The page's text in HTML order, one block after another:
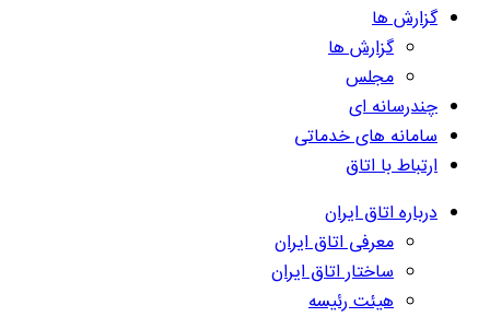
گزارش ها
گزارش ها
مجلس
چندرسانه ای
سامانه های خدماتی
ارتباط با اتاق
درباره اتاق ایران
معرفی اتاق ایران
ساختار اتاق ایران
هیئت رئیسه